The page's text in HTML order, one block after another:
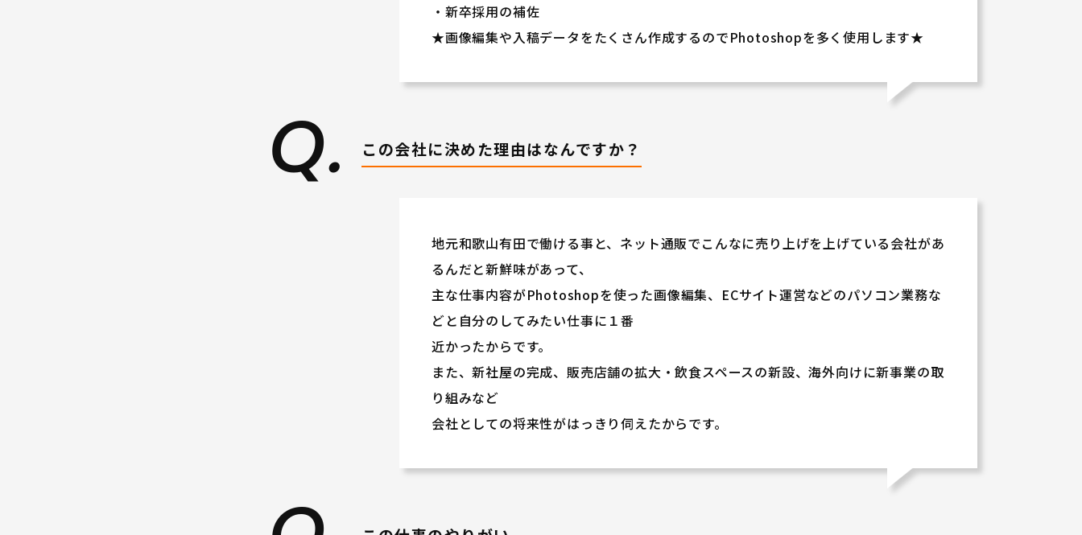
・新卒採用の補佐
★画像編集や入稿データをたくさん作成するのでPhotoshopを多く使用します★
この会社に決めた理由はなんですか？
地元和歌山有田で働ける事と、ネット通販でこんなに売り上げを上げている会社があ
るんだと新鮮味があって、
主な仕事内容がPhotoshopを使った画像編集、ECサイト運営などのパソコン業務な
どと自分のしてみたい仕事に１番
近かったからです。
また、新社屋の完成、販売店舗の拡大・飲食スペースの新設、海外向けに新事業の取
り組みなど
会社としての将来性がはっきり伺えたからです。